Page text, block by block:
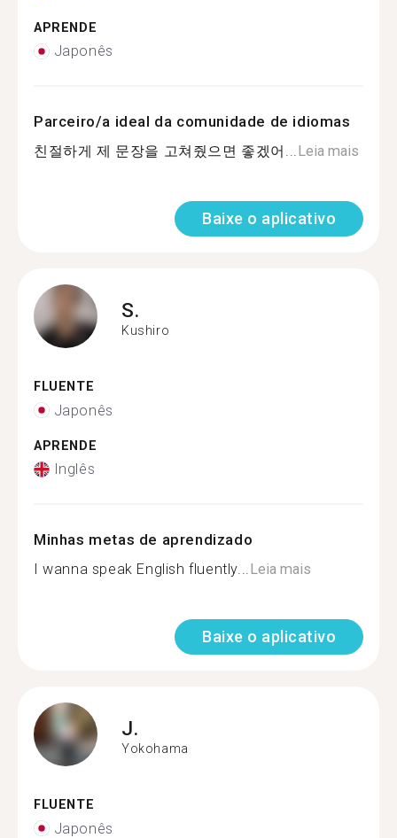
APRENDE
Japonês
Parceiro/a ideal da comunidade de idiomas
친절하게 제 문장을 고쳐줬으면 좋겠어...Leia mais
Baixe o aplicativo
S.
Kushiro
FLUENTE
Japonês
APRENDE
Inglês
Minhas metas de aprendizado
I wanna speak English fluently...Leia mais
Baixe o aplicativo
J.
Yokohama
FLUENTE
Japonês